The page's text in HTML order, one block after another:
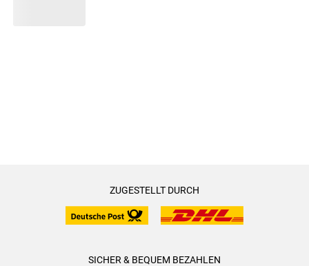
ZUGESTELLT DURCH
SICHER & BEQUEM BEZAHLEN